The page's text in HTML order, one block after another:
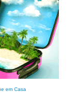
em Casa